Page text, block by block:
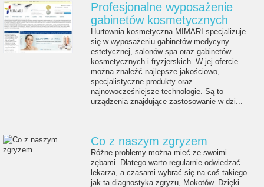
Profesjonalne wyposażenie
gabinetów kosmetycznych
Hurtownia kosmetyczna MIMARI specjalizuje
się w wyposażeniu gabinetów medycyny
estetycznej, salonów spa oraz gabinetów
kosmetycznych i fryzjerskich. W jej ofercie
można znaleźć najlepsze jakościowo,
specjalistyczne produkty oraz
najnowocześniejsze technologie. Są to
urządzenia znajdujące zastosowanie w dzi...
Co z naszym zgryzem
Różne problemy można mieć ze swoimi
zębami. Dlatego warto regularnie odwiedzać
lekarza, a czasami wybrać się na coś takiego
jak ta diagnostyka zgryzu, Mokotów. Dzięki